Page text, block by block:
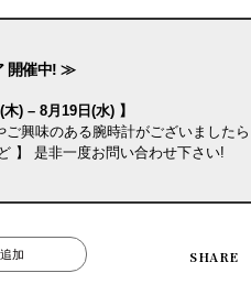
開催中! ≫
) – 8月19日(水) 】
ご興味のある腕時計がございましたら
】 是非一度お問い合わせ下さい!
加 SHARE